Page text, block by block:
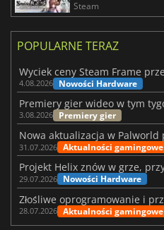
Steam
POPULARNE TERAZ
4.08.2026 Nowości Hardware
3.08.2026 Premiery gier
31.07.2026 Aktualności gamingowe
29.07.2026 Nowości Hardware
28.07.2026 Aktualności gamingowe